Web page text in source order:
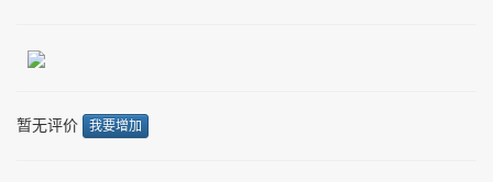
暂无评价 我要增加